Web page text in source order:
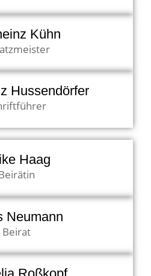
Kühn
Hussendörfer
Haag
Neumann
Beirat